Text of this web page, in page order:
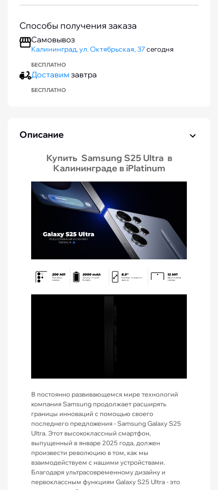
Способы получения заказа
Самовывоз
Калининград, ул. Октябрьская, 37сегодня
БЕСПЛАТНО
Доставим завтра
БЕСПЛАТНО
Описание
Купить Samsung S25 Ultra в
Калининграде в iPlatinum
В постоянно развивающемся мире технологий
компания Samsung продолжает расширять
границы инноваций с помощью своего
последнего предложения - Samsung Galaxy S25
Ultra. Этот высококлассный смартфон,
выпущенный в январе 2025 года, должен
произвести революцию в том, как мы
взаимодействуем с нашими устройствами.
Благодаря ультрасовременному дизайну и
первоклассным функциям Galaxy S25 Ultra - это